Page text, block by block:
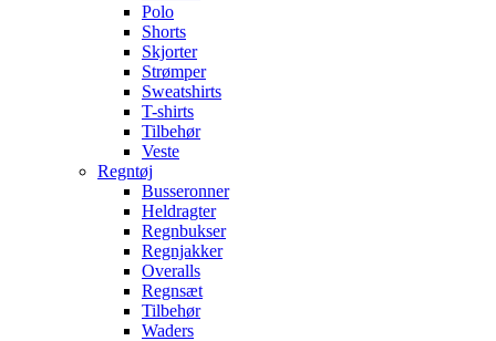
Polo
Shorts
Skjorter
Strømper
Sweatshirts
T-shirts
Tilbehør
Veste
Regntøj
Busseronner
Heldragter
Regnbukser
Regnjakker
Overalls
Regnsæt
Tilbehør
Waders